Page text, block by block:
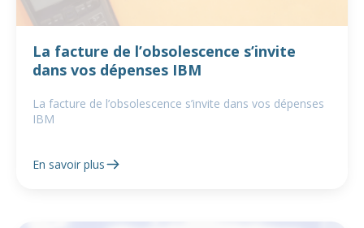
La facture de l’obsolescence s’invite
dans vos dépenses IBM
La facture de l’obsolescence s’invite dans vos dépenses
IBM
En savoir plus